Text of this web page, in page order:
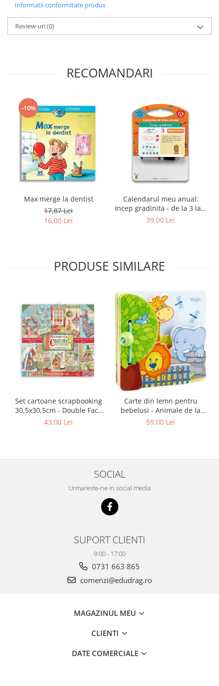
Informatii conformitate produs
Review-uri(0)
RECOMANDARI
-10%
Max merge la dentist
17,87 Lei
16,00 Lei
Calendarul meu anual:
Incep gradinita - de la 3 la 5
ani
39,00 Lei
PRODUSE SIMILARE
Set cartoane scrapbooking
30,5х30,5cm - Double Face
Christmas Patchwork
43,00 Lei
Carte din lemn pentru
bebelusi - Animale de la
zoo, Haba
59,00 Lei
SOCIAL
Urmareste-ne in social media
SUPORT CLIENTI
9:00 - 17:00
0731 663 865
comenzi@edudrag.ro
MAGAZINUL MEU
CLIENTI
DATE COMERCIALE